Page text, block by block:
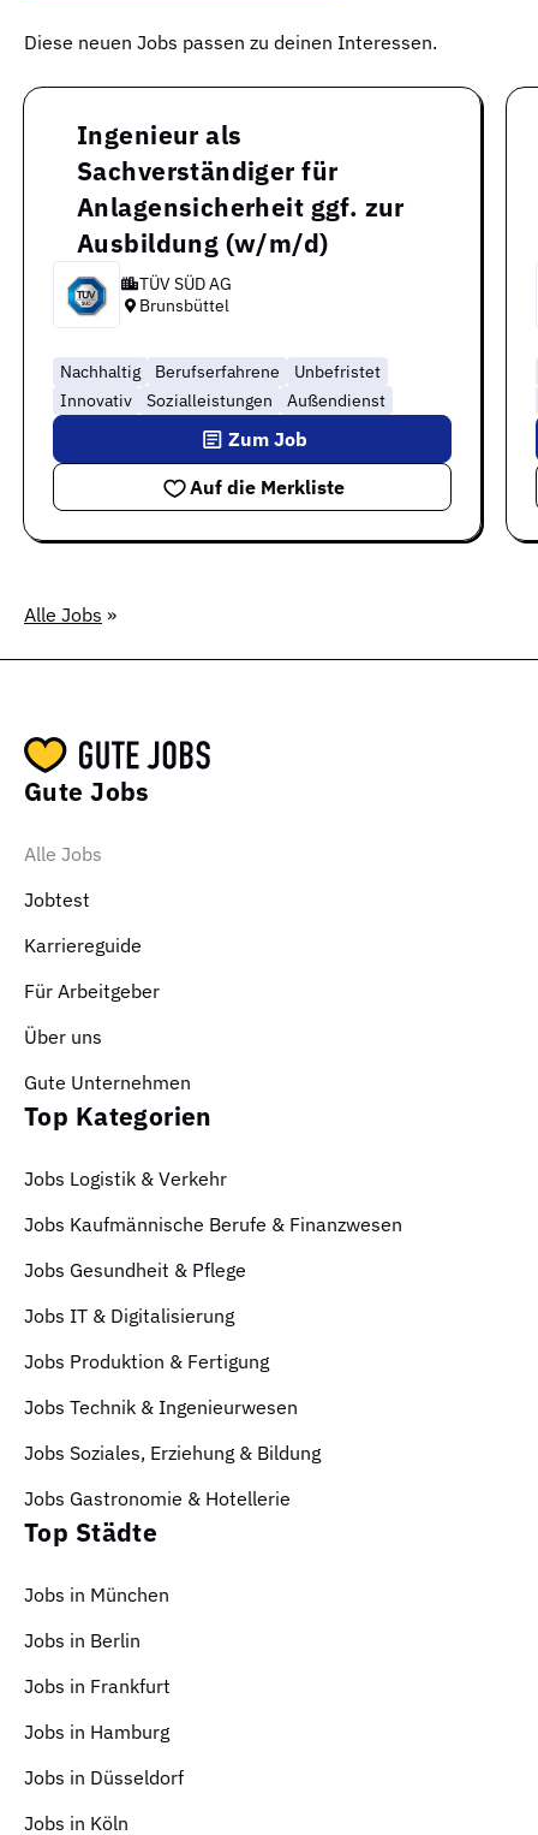
Diese neuen Jobs passen zu deinen Interessen.
Ingenieur als
Sachverständiger für
Anlagensicherheit ggf. zur
Ausbildung (w/m/d)
TÜV SÜD AG
Brunsbüttel
Nachhaltig Berufserfahrene
Unbefristet
Innovativ
Sozialleistungen Außendienst
Auf die Merkliste
Zum Job
Alle Jobs »
Gute Jobs
Alle Jobs
Jobtest
Karriereguide
Für Arbeitgeber
Über uns
Gute Unternehmen
Top Kategorien
Jobs Logistik & Verkehr
Jobs Kaufmännische Berufe & Finanzwesen
Jobs Gesundheit & Pflege
Jobs IT & Digitalisierung
Jobs Produktion & Fertigung
Jobs Technik & Ingenieurwesen
Jobs Soziales, Erziehung & Bildung
Jobs Gastronomie & Hotellerie
Top Städte
Jobs in München
Jobs in Berlin
Jobs in Frankfurt
Jobs in Hamburg
Jobs in Düsseldorf
Jobs in Köln